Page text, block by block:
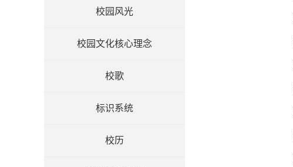
校园风光
校园文化核心理念
校歌
标识系统
校历